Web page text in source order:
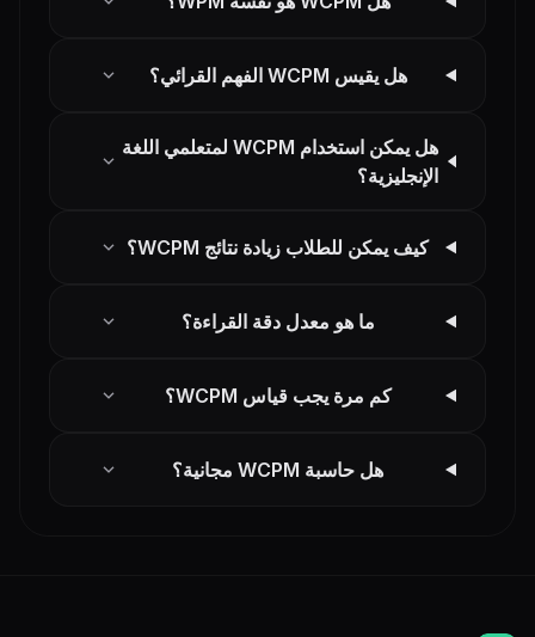
هل يقيس WCPM الفهم القرائي؟ expand_more
هل يمكن استخدام WCPM لمتعلمي اللغة
الإنجليزية؟
expand_more
كيف يمكن للطلاب زيادة نتائج WCPM؟ expand_more
ما هو معدل دقة القراءة؟ expand_more
كم مرة يجب قياس WCPM؟ expand_more
هل حاسبة WCPM مجانية؟ expand_more